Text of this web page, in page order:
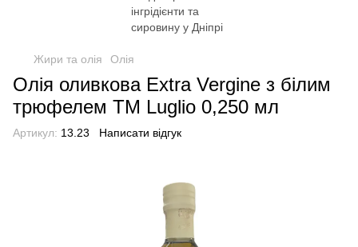
Жири та олія Олія
Олія оливкова Extra Vergine з білим
трюфелем TM Luglio 0,250 мл
Артикул: 13.23 Написати відгук